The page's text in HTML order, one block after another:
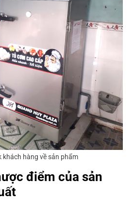
khách hàng về sản phẩm
điểm của sản